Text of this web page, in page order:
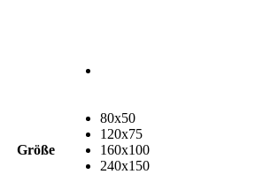
Größe
80x50
120x75
160x100
240x150